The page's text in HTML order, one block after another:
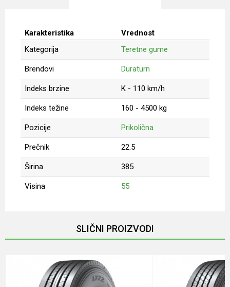
Karakteristika
Vrednost
Kategorija
Teretne gume
Brendovi Duraturn
Indeks brzine K - 110 km/h
Indeks težine 160 - 4500 kg
Pozicije Prikolična
Prečnik 22.5
Širina 385
Visina 55
Poruka
SLIČNI PROIZVODI